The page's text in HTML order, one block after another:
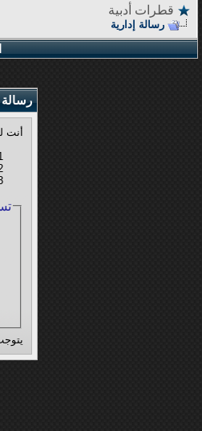
قطرات أدبية
رسالة إدارية
رسالة
أنت